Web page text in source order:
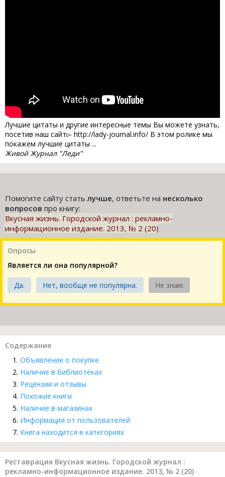
Лучшие цитаты и другие интересные темы Вы можете узнать,
посетив наш сайт▻ http://lady-journal.info/ В этом ролике мы
покажем лучшие цитаты ...
Живой Журнал "Леди"
Помогите сайту статьлучше, ответьте на несколько
вопросов про книгу:
Вкусная жизнь. Городской журнал : рекламно-
информационное издание. 2013, № 2 (20)
Опросы
Является ли она популярной?
Да. Нет, вообще не популярна. Не знаю
Содержание
Объявление о покупке
Наличие в библиотеках
Рецензии и отзывы
Похожие книги
Наличие в магазинах
Информация от пользователей
Книга находится в категориях
Реставрация Вкусная жизнь. Городской журнал :
рекламно-информационное издание. 2013, № 2 (20)